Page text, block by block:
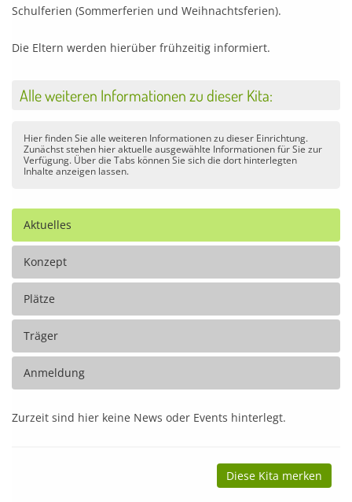
Schulferien (Sommerferien und Weihnachtsferien).
Die Eltern werden hierüber frühzeitig informiert.
Alle weiteren Informationen zu dieser Kita:
Hier finden Sie alle weiteren Informationen zu dieser Einrichtung.
Zunächst stehen hier aktuelle ausgewählte Informationen für Sie zur
Verfügung. Über die Tabs können Sie sich die dort hinterlegten
Inhalte anzeigen lassen.
Aktuelles
Konzept
Plätze
Träger
Anmeldung
Zurzeit sind hier keine News oder Events hinterlegt.
Diese Kita merken